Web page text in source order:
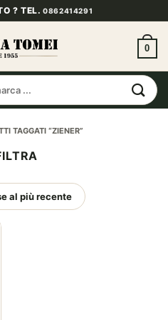
? TEL.0862414291
0
TAGGATI “ZIENER”